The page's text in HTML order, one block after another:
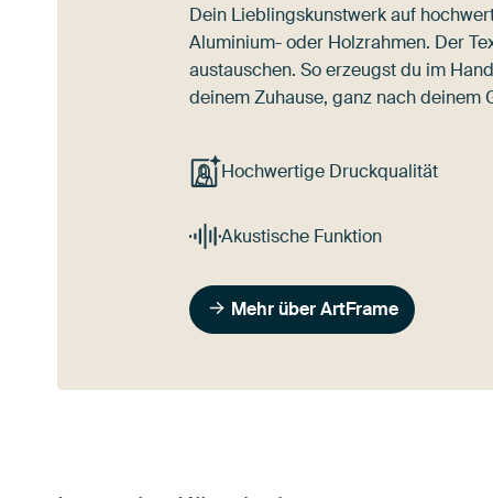
Dein Lieblingskunstwerk auf
Aluminium- oder Holzrahmen. Der
austauschen. So erzeugst du im
deinem Zuhause, ganz nach deinem
Hochwertige Druckqualität
Akustische Funktion
Mehr über ArtFrame